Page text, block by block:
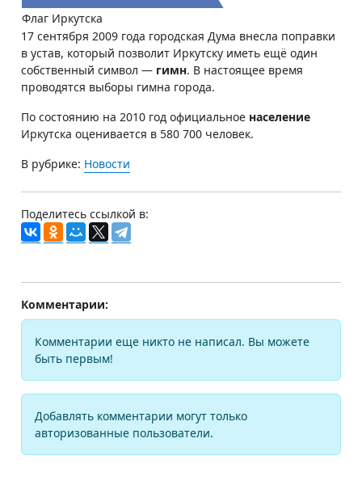
Флаг Иркутска
17 сентября 2009 года городская Дума внесла поправки
в устав, который позволит Иркутску иметь ещё один
собственный символ — гимн. В настоящее время
проводятся выборы гимна города.
По состоянию на 2010 год официальное население
Иркутска оценивается в 580 700 человек.
В рубрике: Новости
Поделитесь ссылкой в:
Комментарии:
Комментарии еще никто не написал. Вы можете
быть первым!
Добавлять комментарии могут только
авторизованные пользователи.